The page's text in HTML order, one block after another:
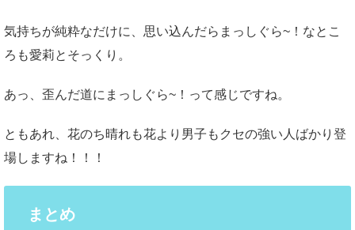
気持ちが純粋なだけに、思い込んだらまっしぐら~！なとこ
ろも愛莉とそっくり。
あっ、歪んだ道にまっしぐら~！って感じですね。
ともあれ、花のち晴れも花より男子もクセの強い人ばかり登
場しますね！！！
まとめ